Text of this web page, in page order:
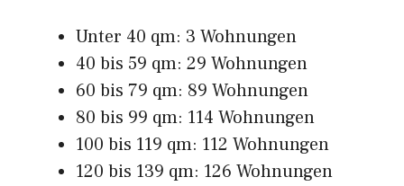
Unter 40 qm: 3 Wohnungen
40 bis 59 qm: 29 Wohnungen
60 bis 79 qm: 89 Wohnungen
80 bis 99 qm: 114 Wohnungen
100 bis 119 qm: 112 Wohnungen
120 bis 139 qm: 126 Wohnungen